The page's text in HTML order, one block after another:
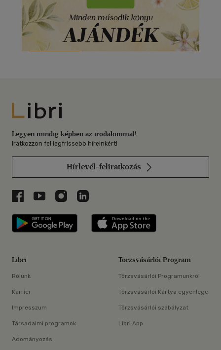
Libri
Legyen mindig képben az irodalommal!
Iratkozzon fel legfrissebb híreinkért!
Hírlevél-feliratkozás
Libri a Facebookon
Libri a Youtube-on
Libri az Instagramon
Libri a LinkedInen
Libri applikáció Szerezd meg: Google
Libri
Rólunk
Karrier
Impresszum
Társadalmi programok
Adományozás
Törzsvásárlói Program
Törzsvásárlói Programunkról
Törzsvásárlói Kártya egyenlege
Törzsvásárlói szabályzat
Libri App